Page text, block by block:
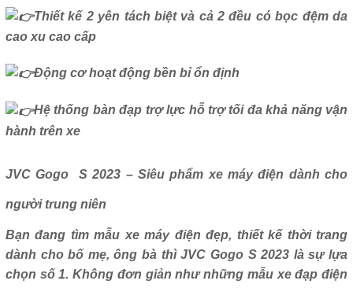
Thiết kế 2 yên tách biệt và cả 2 đều có bọc đệm da
cao xu cao cấp
Động cơ hoạt động bền bỉ ổn định
Hệ thống bàn đạp trợ lực hỗ trợ tối đa khả năng vận
hành trên xe
JVC Gogo S 2023 – Siêu phẩm xe máy điện dành cho
người trung niên
Bạn đang tìm mẫu xe máy điện đẹp, thiết kế thời trang
dành cho bố mẹ, ông bà thì JVC Gogo S 2023 là sự lựa
chọn số 1. Không đơn giản như những mẫu xe đạp điện